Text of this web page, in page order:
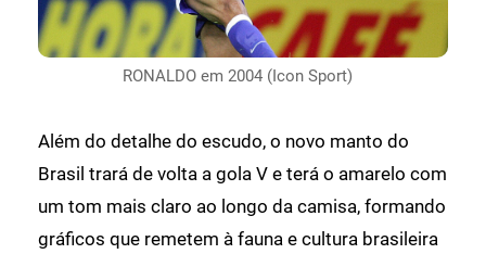
RONALDO em 2004 (Icon Sport)
Além do detalhe do escudo, o novo manto do
Brasil trará de volta a gola V e terá o amarelo com
um tom mais claro ao longo da camisa, formando
gráficos que remetem à fauna e cultura brasileira